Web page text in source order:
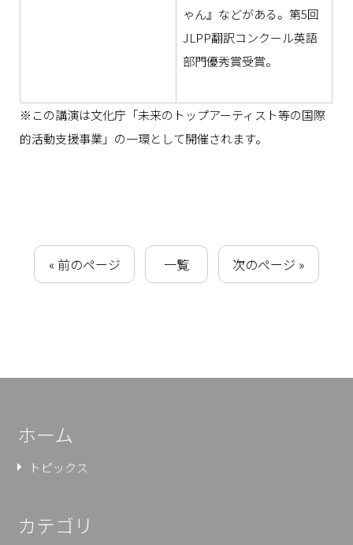
ゃん』などがある。第5回
JLPP翻訳コンクール英語
部門優秀賞受賞。
※この講演は文化庁「未来のトップアーティスト等の国際
的活動支援事業」の一環として開催されます。
« 前のページ 一覧 次のページ »
ホーム
トピックス
カテゴリ